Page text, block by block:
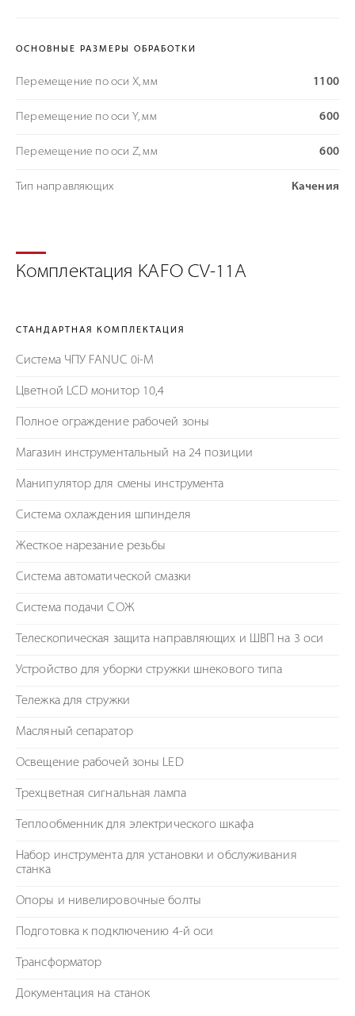
ОСНОВНЫЕ РАЗМЕРЫ ОБРАБОТКИ
Перемещение по оси X, мм 1100
Перемещение по оси Y, мм 600
Перемещение по оси Z, мм 600
Тип направляющих Качения
Комплектация KAFO CV-11A
СТАНДАРТНАЯ КОМПЛЕКТАЦИЯ
Система ЧПУ FANUC 0i-M
Цветной LCD монитор 10,4
Полное ограждение рабочей зоны
Магазин инструментальный на 24 позиции
Манипулятор для смены инструмента
Система охлаждения шпинделя
Жесткое нарезание резьбы
Система автоматической смазки
Система подачи СОЖ
Телескопическая защита направляющих и ШВП на 3 оси
Устройство для уборки стружки шнекового типа
Тележка для стружки
Масляный сепаратор
Освещение рабочей зоны LED
Трехцветная сигнальная лампа
Теплообменник для электрического шкафа
Набор инструмента для установки и обслуживания
станка
Опоры и нивелировочные болты
Подготовка к подключению 4-й оси
Трансформатор
Документация на станок